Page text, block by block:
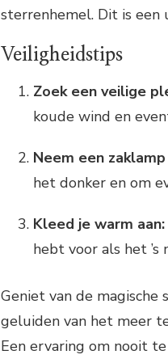
sterrenhemel. Dit is
Veiligheidstips
Zoek een veilige
koude wind en
Neem een
het donker en om
Kleed je warm aan:
hebt voor als het ’s
Geniet van de
geluiden van het meer
Een ervaring om nooit